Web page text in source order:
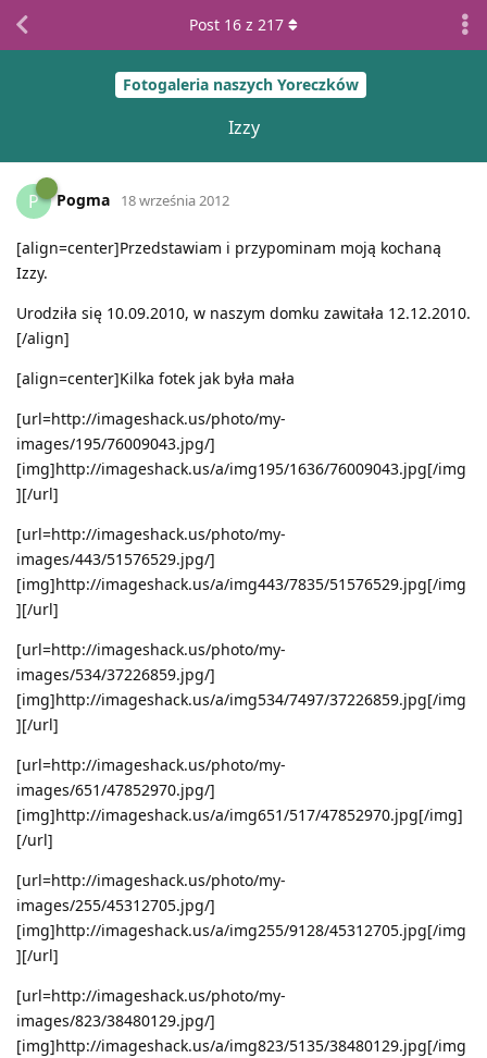
Fotogaleria naszych Yoreczków
Izzy
Post 16 z 217
P Pogma 18 września 2012
[align=center]Przedstawiam i przypominam moją kochaną
Izzy.
Urodziła się 10.09.2010, w naszym domku zawitała 12.12.2010.
[/align]
[align=center]Kilka fotek jak była mała
[url=http://imageshack.us/photo/my-
images/195/76009043.jpg/]
[img]http://imageshack.us/a/img195/1636/76009043.jpg[/img
][/url]
[url=http://imageshack.us/photo/my-
images/443/51576529.jpg/]
[img]http://imageshack.us/a/img443/7835/51576529.jpg[/img
][/url]
[url=http://imageshack.us/photo/my-
images/534/37226859.jpg/]
[img]http://imageshack.us/a/img534/7497/37226859.jpg[/img
][/url]
[url=http://imageshack.us/photo/my-
images/651/47852970.jpg/]
[img]http://imageshack.us/a/img651/517/47852970.jpg[/img]
[/url]
[url=http://imageshack.us/photo/my-
images/255/45312705.jpg/]
[img]http://imageshack.us/a/img255/9128/45312705.jpg[/img
][/url]
[url=http://imageshack.us/photo/my-
images/823/38480129.jpg/]
[img]http://imageshack.us/a/img823/5135/38480129.jpg[/img